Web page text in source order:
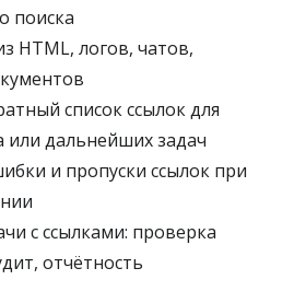
поиска
HTML, логов, чатов,
список ссылок для
или дальнейших задач
и пропуски ссылок при
с ссылками: проверка
отчётность